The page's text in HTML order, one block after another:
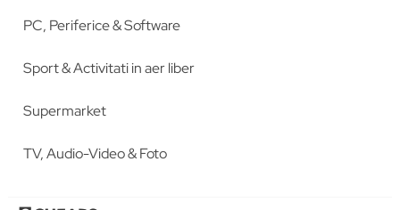
PC, Periferice & Software
Sport & Activitati in aer liber
Supermarket
TV, Audio-Video & Foto